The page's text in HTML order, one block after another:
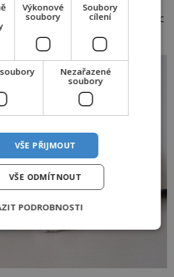
patří. Kotě si zřejmě na
snáze, ale u koček není nikdy nic
Výkonové
soubory
Soubory
cílení
Nezařazené
soubory
VŠE PŘIJMOUT
VŠE ODMÍTNOUT
PODROBNOSTI